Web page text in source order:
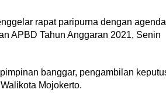
rapat paripurna dengan agenda
APBD Tahun Anggaran 2021, Senin
banggar, pengambilan
Mojokerto.